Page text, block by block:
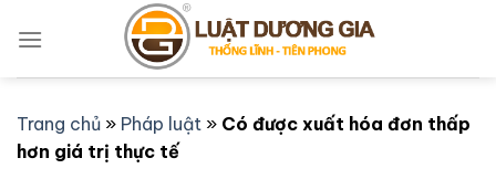
qua
Trang chủ » Pháp luật » Có được xuất hóa đơn thấp
hơn giá trị thực tế